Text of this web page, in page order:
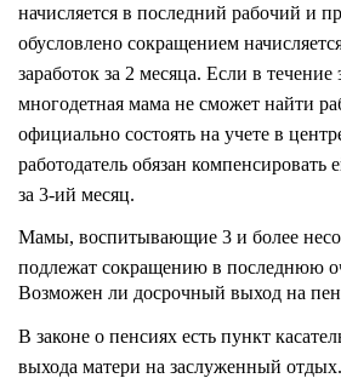
начисляется в последний рабочий и
обусловлено сокращением
заработок за 2 месяца. Если в течение
многодетная мама не сможет найти
официально состоять на учете в
работодатель обязан компенсировать
за 3-ий месяц.
Мамы, воспитывающие 3 и более
подлежат сокращению в последнюю
Возможен ли досрочный выход на
В законе о пенсиях есть пункт
выхода матери на заслуженный